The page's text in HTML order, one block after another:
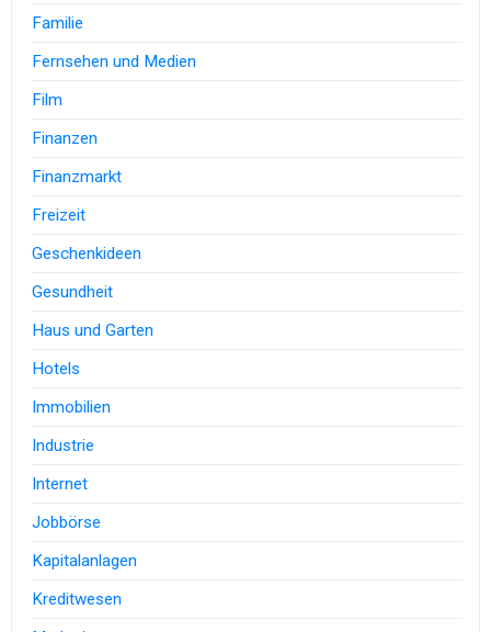
Familie
Fernsehen und Medien
Film
Finanzen
Finanzmarkt
Freizeit
Geschenkideen
Gesundheit
Haus und Garten
Hotels
Immobilien
Industrie
Internet
Jobbörse
Kapitalanlagen
Kreditwesen